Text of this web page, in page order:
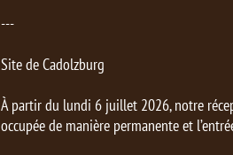
---
Site de Cadolzburg
À partir du lundi 6 juillet 2026, notre
occupée de manière permanente et